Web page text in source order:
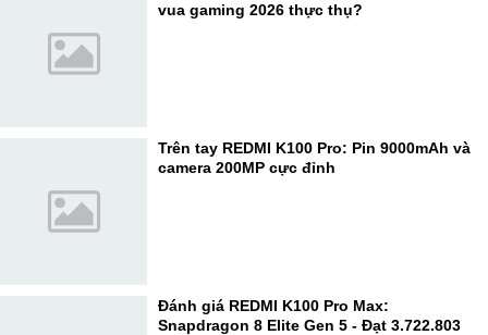
vua gaming 2026 thực thụ?
Trên tay REDMI K100 Pro: Pin 9000mAh và
camera 200MP cực đỉnh
Đánh giá REDMI K100 Pro Max:
Snapdragon 8 Elite Gen 5 - Đạt 3.722.803